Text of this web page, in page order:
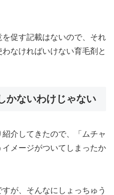
促す記載はないので、それ
なければいけない育毛剤と
かないわけじゃない
介してきたので、「ムチャ
メージがついてしまったか
が、そんなにしょっちゅう